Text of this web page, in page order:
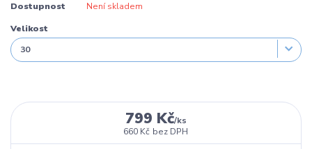
Dostupnost Není skladem
Velikost
799 Kč/ks
660 Kč bez DPH